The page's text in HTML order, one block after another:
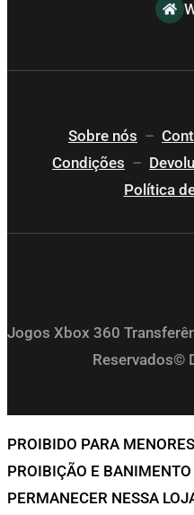
Sobre nós –
Condições –
Política
Jogos Xbox 360
Reservados©
PROIBIDO PARA
PROIBIÇÃO E
PERMANECER NESSA